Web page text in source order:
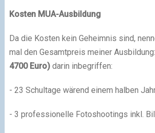
Kosten MUA-Ausbildung
Da die Kosten kein Geheimnis sind,
mal den Gesamtpreis meiner Ausbildung:
4700 Euro)darin inbegriffen:
- 23 Schultage wärend einem halben
- 3 professionelle Fotoshootings inkl.